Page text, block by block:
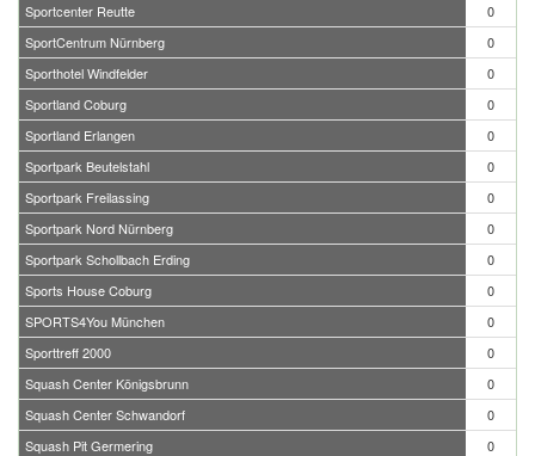
Sportcenter Reutte
0
SportCentrum Nürnberg
0
Sporthotel Windfelder
0
Sportland Coburg
0
Sportland Erlangen
0
Sportpark Beutelstahl
0
Sportpark Freilassing
0
Sportpark Nord Nürnberg
0
Sportpark Schollbach Erding
0
Sports House Coburg
0
SPORTS4You München
0
Sporttreff 2000
0
Squash Center Königsbrunn
0
Squash Center Schwandorf
0
Squash Pit Germering
0